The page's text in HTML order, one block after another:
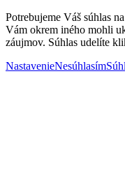
Potrebujeme Váš súhlas
Vám okrem iného mohli
záujmov. Súhlas udelíte
NastavenieNesúhlasím